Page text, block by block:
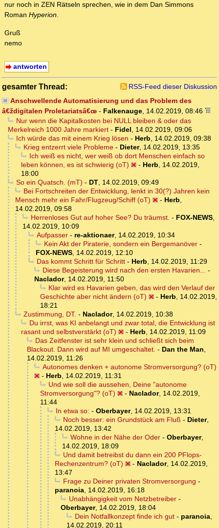
nur noch in ZEN Rätseln sprechen, wie in dem Dan Simmons
Roman Hyperion.
Gruß
nemo
antworten
gesamter Thread:
RSS-Feed dieser Diskussion
Anschwellende Automatisierung und das Problem des
â€ždigitalen Proletariatsâ€œ - Falkenauge, 14.02.2019, 08:46
Nur wenn die Kapitalkosten bei NULL bleiben & oder das
Merkelreich 1000 Jahre markiert - Fidel, 14.02.2019, 09:06
Ich würde das mit einem Krieg lösen - Herb, 14.02.2019, 09:38
Krieg entzerrt viele Probleme- Dieter, 14.02.2019, 13:35
Ich weiß es nicht, wer weiß ob dort Menschen einfach so
leben können, es ist schwierig (oT)
- Herb, 14.02.2019,
18:00
So ein Quatsch. (mT) - DT, 14.02.2019, 09:49
Bei Fortschreiten der Entwicklung, lenkt in 30(?) Jahren kein
Mensch mehr ein Fahr/Flugzeug/Schiff (oT)
- Herb,
14.02.2019, 09:58
Herrenloses Gut auf hoher See? Du träumst. - FOX-NEWS,
14.02.2019, 10:09
Aufpasser- re-aktionaer, 14.02.2019, 10:34
Kein Akt der Piraterie, sondern ein Bergemanöver-
FOX-NEWS, 14.02.2019, 12:10
Das kommt Schritt für Schritt- Herb, 14.02.2019, 11:29
Diese Begeisterung wird nach den ersten Havarien... -
Naclador, 14.02.2019, 11:50
Klar wird es Havarien geben, das wird den Verlauf der
Geschichte aber nicht ändern (oT)
- Herb, 14.02.2019,
18:21
Zustimmung, DT. - Naclador, 14.02.2019, 10:38
Du irrst, was KI anbelangt und zwar total, die Entwicklung ist
rasant und selbstverstärkt (oT)
- Herb, 14.02.2019, 11:09
Das Zeitfenster ist sehr klein und schließt sich beim
Blackout. Dann wird auf MI umgeschaltet. - Dan the Man,
14.02.2019, 11:26
Autonomes denken + autonome Stromversorgung? (oT)
- Herb, 14.02.2019, 11:31
Und wie soll die aussehen, Deine "autonome
Stromversorgung"? (oT)
- Naclador, 14.02.2019,
11:44
In etwa so: - Oberbayer, 14.02.2019, 13:31
Noch besser: ein Grundstück am Fluß - Dieter,
14.02.2019, 13:42
Wohne in der Nähe der Oder- Oberbayer,
14.02.2019, 18:09
Und damit betreibst du dann ein 200 PFlops-
Rechenzentrum? (oT)
- Naclador, 14.02.2019,
13:47
Frage zu Deiner privaten Stromversorgung -
paranoia, 14.02.2019, 16:18
Unabhängigkeit vom Netzbetreiber-
Oberbayer, 14.02.2019, 18:04
Dein Notfallkonzept finde ich gut- paranoia,
14.02.2019, 20:11